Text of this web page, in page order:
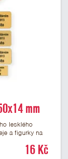
mm
lesklého
a figurky na
maximálně 3
16 Kč